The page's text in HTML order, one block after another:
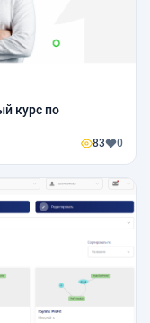
курс по
83 0